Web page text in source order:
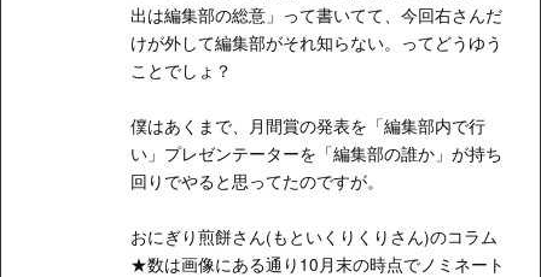
出は編集部の総意」って書いてて、今回右さんだ
けが外して編集部がそれ知らない。ってどうゆう
ことでしょ？
僕はあくまで、月間賞の発表を「編集部内で行
い」プレゼンテーターを「編集部の誰か」が持ち
回りでやると思ってたのですが。
おにぎり煎餅さん(もといくりくりさん)のコラム
★数は画像にある通り10月末の時点でノミネート